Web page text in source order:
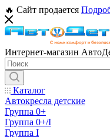
🔥 Сайт продается
Интернет-магазин
Каталог
Автокресла детские
Группа 0+
Группа 0+/I
Группа I